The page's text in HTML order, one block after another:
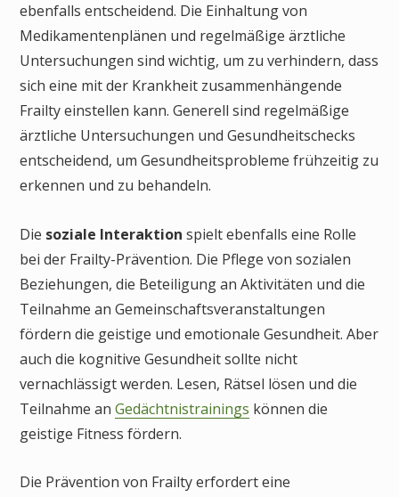
ebenfalls entscheidend. Die Einhaltung von
Medikamentenplänen und regelmäßige ärztliche
Untersuchungen sind wichtig, um zu verhindern, dass
sich eine mit der Krankheit zusammenhängende
Frailty einstellen kann. Generell sind regelmäßige
ärztliche Untersuchungen und Gesundheitschecks
entscheidend, um Gesundheitsprobleme frühzeitig zu
erkennen und zu behandeln.
Die soziale Interaktion spielt ebenfalls eine Rolle
bei der Frailty-Prävention. Die Pflege von sozialen
Beziehungen, die Beteiligung an Aktivitäten und die
Teilnahme an Gemeinschaftsveranstaltungen
fördern die geistige und emotionale Gesundheit. Aber
auch die kognitive Gesundheit sollte nicht
vernachlässigt werden. Lesen, Rätsel lösen und die
Teilnahme an Gedächtnistrainings können die
geistige Fitness fördern.
Die Prävention von Frailty erfordert eine